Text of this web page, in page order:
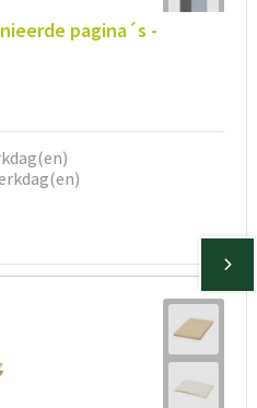
pagina´s -